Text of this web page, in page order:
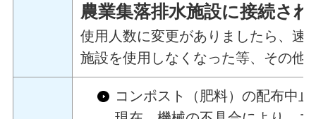
農業集落排水施設に接続さ
使用人数に変更がありましたら、速
施設を使用しなくなった等、その他
コンポスト（肥料）の配布中